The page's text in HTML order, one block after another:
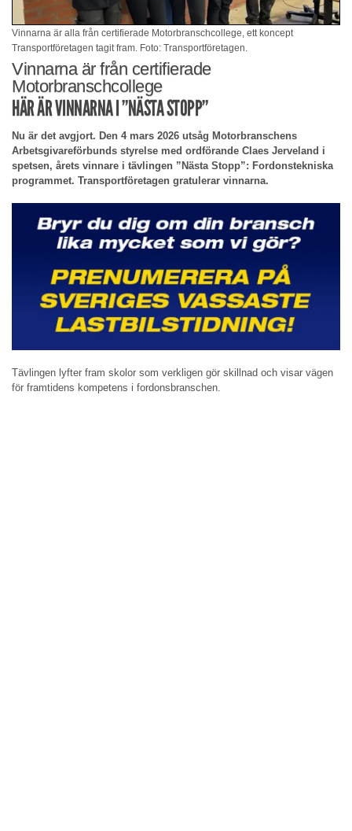
Vinnarna är alla från certifierade Motorbranschcollege, ett koncept
Transportföretagen tagit fram. Foto: Transportföretagen.
Vinnarna är från certifierade
Motorbranschcollege
HÄR ÄR VINNARNA I ”NÄSTA STOPP”
Nu är det avgjort. Den 4 mars 2026 utsåg Motorbranschens
Arbetsgivareförbunds styrelse med ordförande Claes Jerveland i
spetsen, årets vinnare i tävlingen ”Nästa Stopp”: Fordonstekniska
programmet. Transportföretagen gratulerar vinnarna.
Tävlingen lyfter fram skolor som verkligen gör skillnad och visar vägen
för framtidens kompetens i fordonsbranschen.